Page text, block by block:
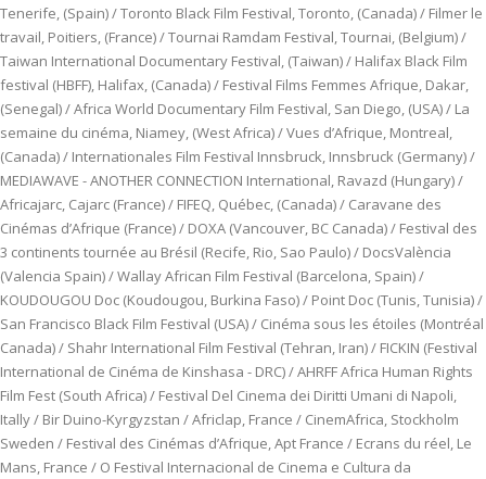
Tenerife, (Spain) / Toronto Black Film Festival, Toronto, (Canada) / Filmer le
travail, Poitiers, (France) / Tournai Ramdam Festival, Tournai, (Belgium) /
Taiwan International Documentary Festival, (Taiwan) / Halifax Black Film
festival (HBFF), Halifax, (Canada) / Festival Films Femmes Afrique, Dakar,
(Senegal) / Africa World Documentary Film Festival, San Diego, (USA) / La
semaine du cinéma, Niamey, (West Africa) / Vues d’Afrique, Montreal,
(Canada) / Internationales Film Festival Innsbruck, Innsbruck (Germany) /
MEDIAWAVE - ANOTHER CONNECTION International, Ravazd (Hungary) /
Africajarc, Cajarc (France) / FIFEQ, Québec, (Canada) / Caravane des
Cinémas d’Afrique (France) / DOXA (Vancouver, BC Canada) / Festival des
3 continents tournée au Brésil (Recife, Rio, Sao Paulo) / DocsValència
(Valencia Spain) / Wallay African Film Festival (Barcelona, Spain) /
KOUDOUGOU Doc (Koudougou, Burkina Faso) / Point Doc (Tunis, Tunisia) /
San Francisco Black Film Festival (USA) / Cinéma sous les étoiles (Montréal
Canada) / Shahr International Film Festival (Tehran, Iran) / FICKIN (Festival
International de Cinéma de Kinshasa - DRC) / AHRFF Africa Human Rights
Film Fest (South Africa) / Festival Del Cinema dei Diritti Umani di Napoli,
Itally / Bir Duino-Kyrgyzstan / Africlap, France / CinemAfrica, Stockholm
Sweden / Festival des Cinémas d’Afrique, Apt France / Ecrans du réel, Le
Mans, France / O Festival Internacional de Cinema e Cultura da